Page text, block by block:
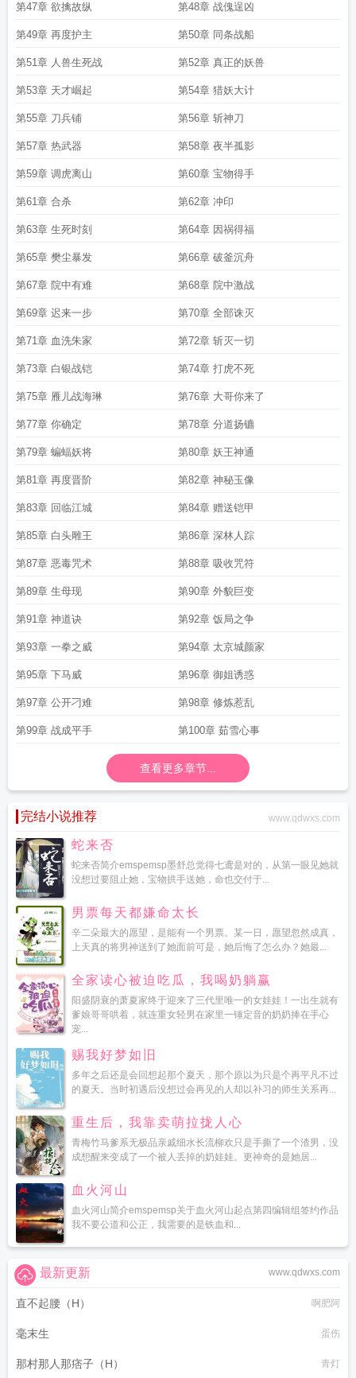
第47章 欲擒故纵 第48章 战傀逞凶
第49章 再度护主 第50章 同条战船
第51章 人兽生死战 第52章 真正的妖兽
第53章 天才崛起 第54章 猎妖大计
第55章 刀兵铺 第56章 斩神刀
第57章 热武器 第58章 夜半孤影
第59章 调虎离山 第60章 宝物得手
第61章 合杀 第62章 冲印
第63章 生死时刻 第64章 因祸得福
第65章 樊尘暴发 第66章 破釜沉舟
第67章 院中有难 第68章 院中激战
第69章 迟来一步 第70章 全部诛灭
第71章 血洗朱家 第72章 斩灭一切
第73章 白银战铠 第74章 打虎不死
第75章 雁儿战海琳 第76章 大哥你来了
第77章 你确定 第78章 分道扬镳
第79章 蝙蝠妖将 第80章 妖王神通
第81章 再度晋阶 第82章 神秘玉像
第83章 回临江城 第84章 赠送铠甲
第85章 白头雕王 第86章 深林人踪
第87章 恶毒咒术 第88章 吸收咒符
第89章 生母现 第90章 外貌巨变
第91章 神道诀 第92章 饭局之争
第93章 一拳之威 第94章 太京城颜家
第95章 下马威 第96章 御姐诱惑
第97章 公开刁难 第98章 修炼惹乱
第99章 战成平手 第100章 茹雪心事
查看更多章节...
完结小说推荐 www.qdwxs.com
蛇来否
蛇来否简介emspemsp墨舒总觉得七鸢是对的，从第一眼见她就
没想过要阻止她，宝物拱手送她，命也交付于...
男票每天都嫌命太长
辛二朵最大的愿望，是能有一个男票。某一日，愿望忽然成真，
上天真的将男神送到了她面前可是，她后悔了怎么办？她最...
全家读心被迫吃瓜，我喝奶躺赢
阳盛阴衰的萧夏家终于迎来了三代里唯一的女娃娃！一出生就有
爹娘哥哥哄着，就连重女轻男在家里一锤定音的奶奶捧在手心
宠...
赐我好梦如旧
多年之后还是会回想起那个夏天，那个原以为只是个再平凡不过
的夏天。当时初遇后没想过会再见的人却以补习的师生关系再...
重生后，我靠卖萌拉拢人心
青梅竹马爹系无极品亲戚细水长流柳欢只是手撕了一个渣男，没
成想醒来变成了一个被人丢掉的奶娃娃。更神奇的是她居...
血火河山
血火河山简介emspemsp关于血火河山起点第四编辑组签约作品
我不要公道和公正，我需要的是铁血和...
www.qdwxs.com
最新更新
直不起腰（H） 啊肥阿
毫末生 蛋伤
那村那人那痞子（H） 青灯